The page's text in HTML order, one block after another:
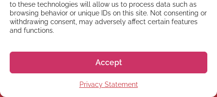
to these technologies will allow us to process data such as
browsing behavior or unique IDs on this site. Not consenting or
withdrawing consent, may adversely affect certain features
and functions.
Accept
Privacy Statement
Nous vous répondons dans les 1 à 3 jours
ouvrés. Parfois nous prenons un peu plus de
temps, mais rassurez-vous, nous vous re-